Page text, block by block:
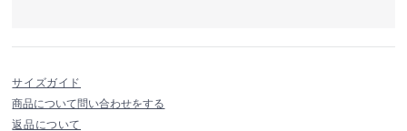
サイズガイド
商品について問い合わせをする
返品について